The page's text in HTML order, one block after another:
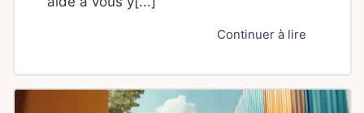
Continuer à lire